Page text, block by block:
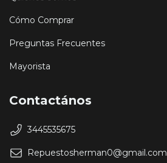
Cómo Comprar
Preguntas Frecuentes
Mayorista
Contactános
3445535675
Repuestosherman0@gmail.com